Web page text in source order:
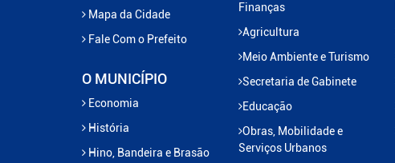
Mapa da Cidade
Fale Com o Prefeito
O MUNICÍPIO
Economia
História
Hino, Bandeira e Brasão
Finanças
Agricultura
Meio Ambiente e Turismo
Secretaria de Gabinete
Educação
Obras, Mobilidade e
Serviços Urbanos